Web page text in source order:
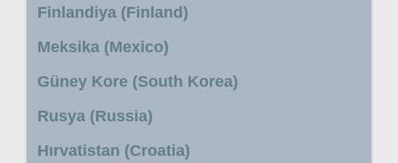
Finlandiya (Finland)
Meksika (Mexico)
Güney Kore (South Korea)
Rusya (Russia)
Hırvatistan (Croatia)